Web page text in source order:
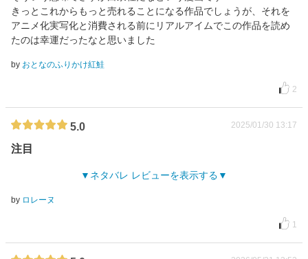
きっとこれからもっと売れることになる作品でしょうが、それを
アニメ化実写化と消費される前にリアルアイムでこの作品を読め
たのは幸運だったなと思いました
by おとなのふりかけ紅鮭
2
5.0 2025/01/30 13:17
注目
ネタバレ レビューを表示する
by ロレーヌ
1